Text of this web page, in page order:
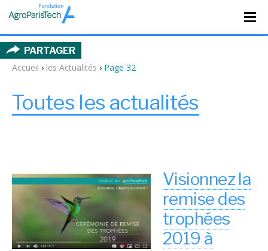
PARTAGER
Accueil › les Actualités › Page 32
Toutes les actualités
Visionnez la
remise des
trophées
2019 à